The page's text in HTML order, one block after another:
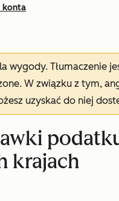
konta
wygody.
W związku z tym,
uzyskać do niej
krajach